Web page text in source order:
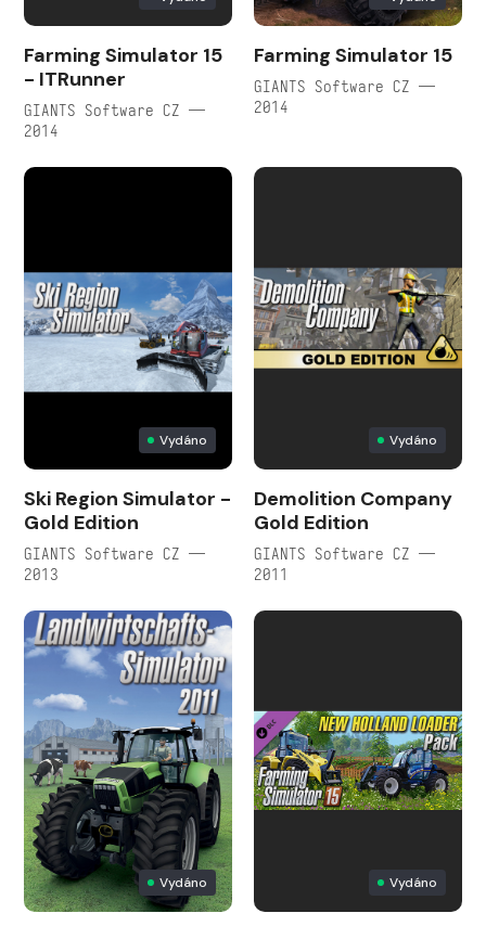
Farming Simulator 15
- ITRunner
GIANTS Software CZ —
2014
Farming Simulator 15
GIANTS Software CZ —
2014
Vydáno
Ski Region Simulator -
Gold Edition
GIANTS Software CZ —
2013
Vydáno
Demolition Company
Gold Edition
GIANTS Software CZ —
2011
Vydáno Vydáno